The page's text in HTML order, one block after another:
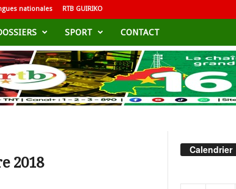
nationales RTB GUIRIKO
SPORT CONTACT
2018
Calendrier